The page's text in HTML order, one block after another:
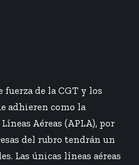
fuerza de la CGT y los
adhieren como la
Aéreas (APLA), por
del rubro tendrán un
Las únicas líneas aéreas